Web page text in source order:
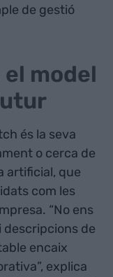
de gestió
model
és la seva
o cerca de
artificial, que
com les
“No ens
de
encaix
explica